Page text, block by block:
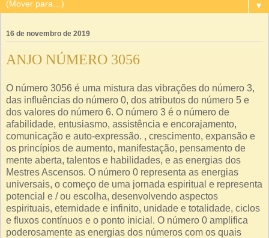
▼
16 de novembro de 2019
ANJO NÚMERO 3056
O número 3056 é uma mistura das vibrações do número 3,
das influências do número 0, dos atributos do número 5 e
dos valores do número 6. O número 3 é o número de
afabilidade, entusiasmo, assistência e encorajamento,
comunicação e auto-expressão. , crescimento, expansão e
os princípios de aumento, manifestação, pensamento de
mente aberta, talentos e habilidades, e as energias dos
Mestres Ascensos. O número 0 representa as energias
universais, o começo de uma jornada espiritual e representa
potencial e / ou escolha, desenvolvendo aspectos
espirituais, eternidade e infinito, unidade e totalidade, ciclos
e fluxos contínuos e o ponto inicial. O número 0 amplifica
poderosamente as energias dos números com os quais